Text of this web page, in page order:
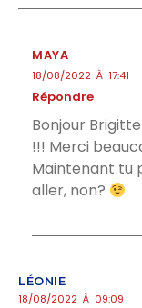
MAYA
18/08/2022 À 17:41
Répondre
Bonjour
!!! Merci
Maintenant tu
aller, non?
LÉONIE
18/08/2022 À 09:09